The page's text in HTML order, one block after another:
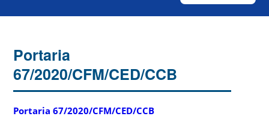
Portaria
67/2020/CFM/CED/CCB
Portaria 67/2020/CFM/CED/CCB